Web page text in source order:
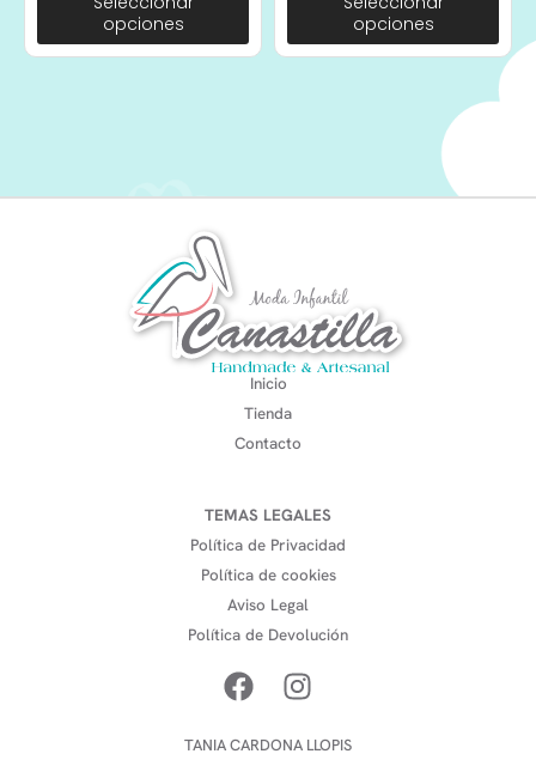
opciones
opciones
Inicio
Tienda
Contacto
TEMAS LEGALES
Política de Privacidad
Política de cookies
Aviso Legal
Política de Devolución
TANIA CARDONA LLOPIS